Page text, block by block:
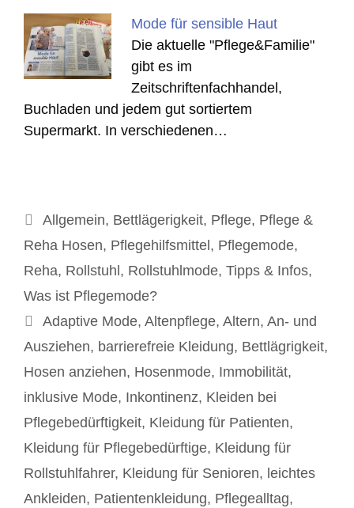
Mode für sensible Haut
Die aktuelle "Pflege&Familie"
gibt es im
Zeitschriftenfachhandel,
Buchladen und jedem gut sortiertem
Supermarkt. In verschiedenen…
Kategorien
Allgemein, Bettlägerigkeit, Pflege, Pflege &
Reha Hosen, Pflegehilfsmittel, Pflegemode,
Reha, Rollstuhl, Rollstuhlmode, Tipps & Infos,
Was ist Pflegemode?
Schlagwörter
Adaptive Mode, Altenpflege, Altern, An- und
Ausziehen, barrierefreie Kleidung, Bettlägrigkeit,
Hosen anziehen, Hosenmode, Immobilität,
inklusive Mode, Inkontinenz, Kleiden bei
Pflegebedürftigkeit, Kleidung für Patienten,
Kleidung für Pflegebedürftige, Kleidung für
Rollstuhlfahrer, Kleidung für Senioren, leichtes
Ankleiden, Patientenkleidung, Pflegealltag,